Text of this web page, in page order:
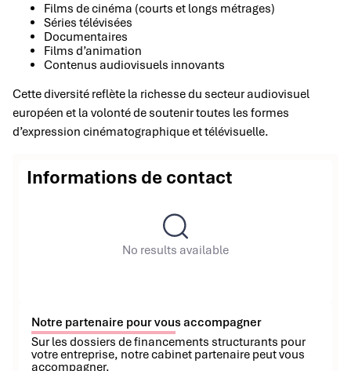
Films de cinéma (courts et longs métrages)
Séries télévisées
Documentaires
Films d’animation
Contenus audiovisuels innovants
Cette diversité reflète la richesse du secteur audiovisuel
européen et la volonté de soutenir toutes les formes
d’expression cinématographique et télévisuelle.
Informations de contact
No results available
Notre partenaire pour vous accompagner
Sur les dossiers de financements structurants pour
votre entreprise, notre cabinet partenaire peut vous
accompagner.